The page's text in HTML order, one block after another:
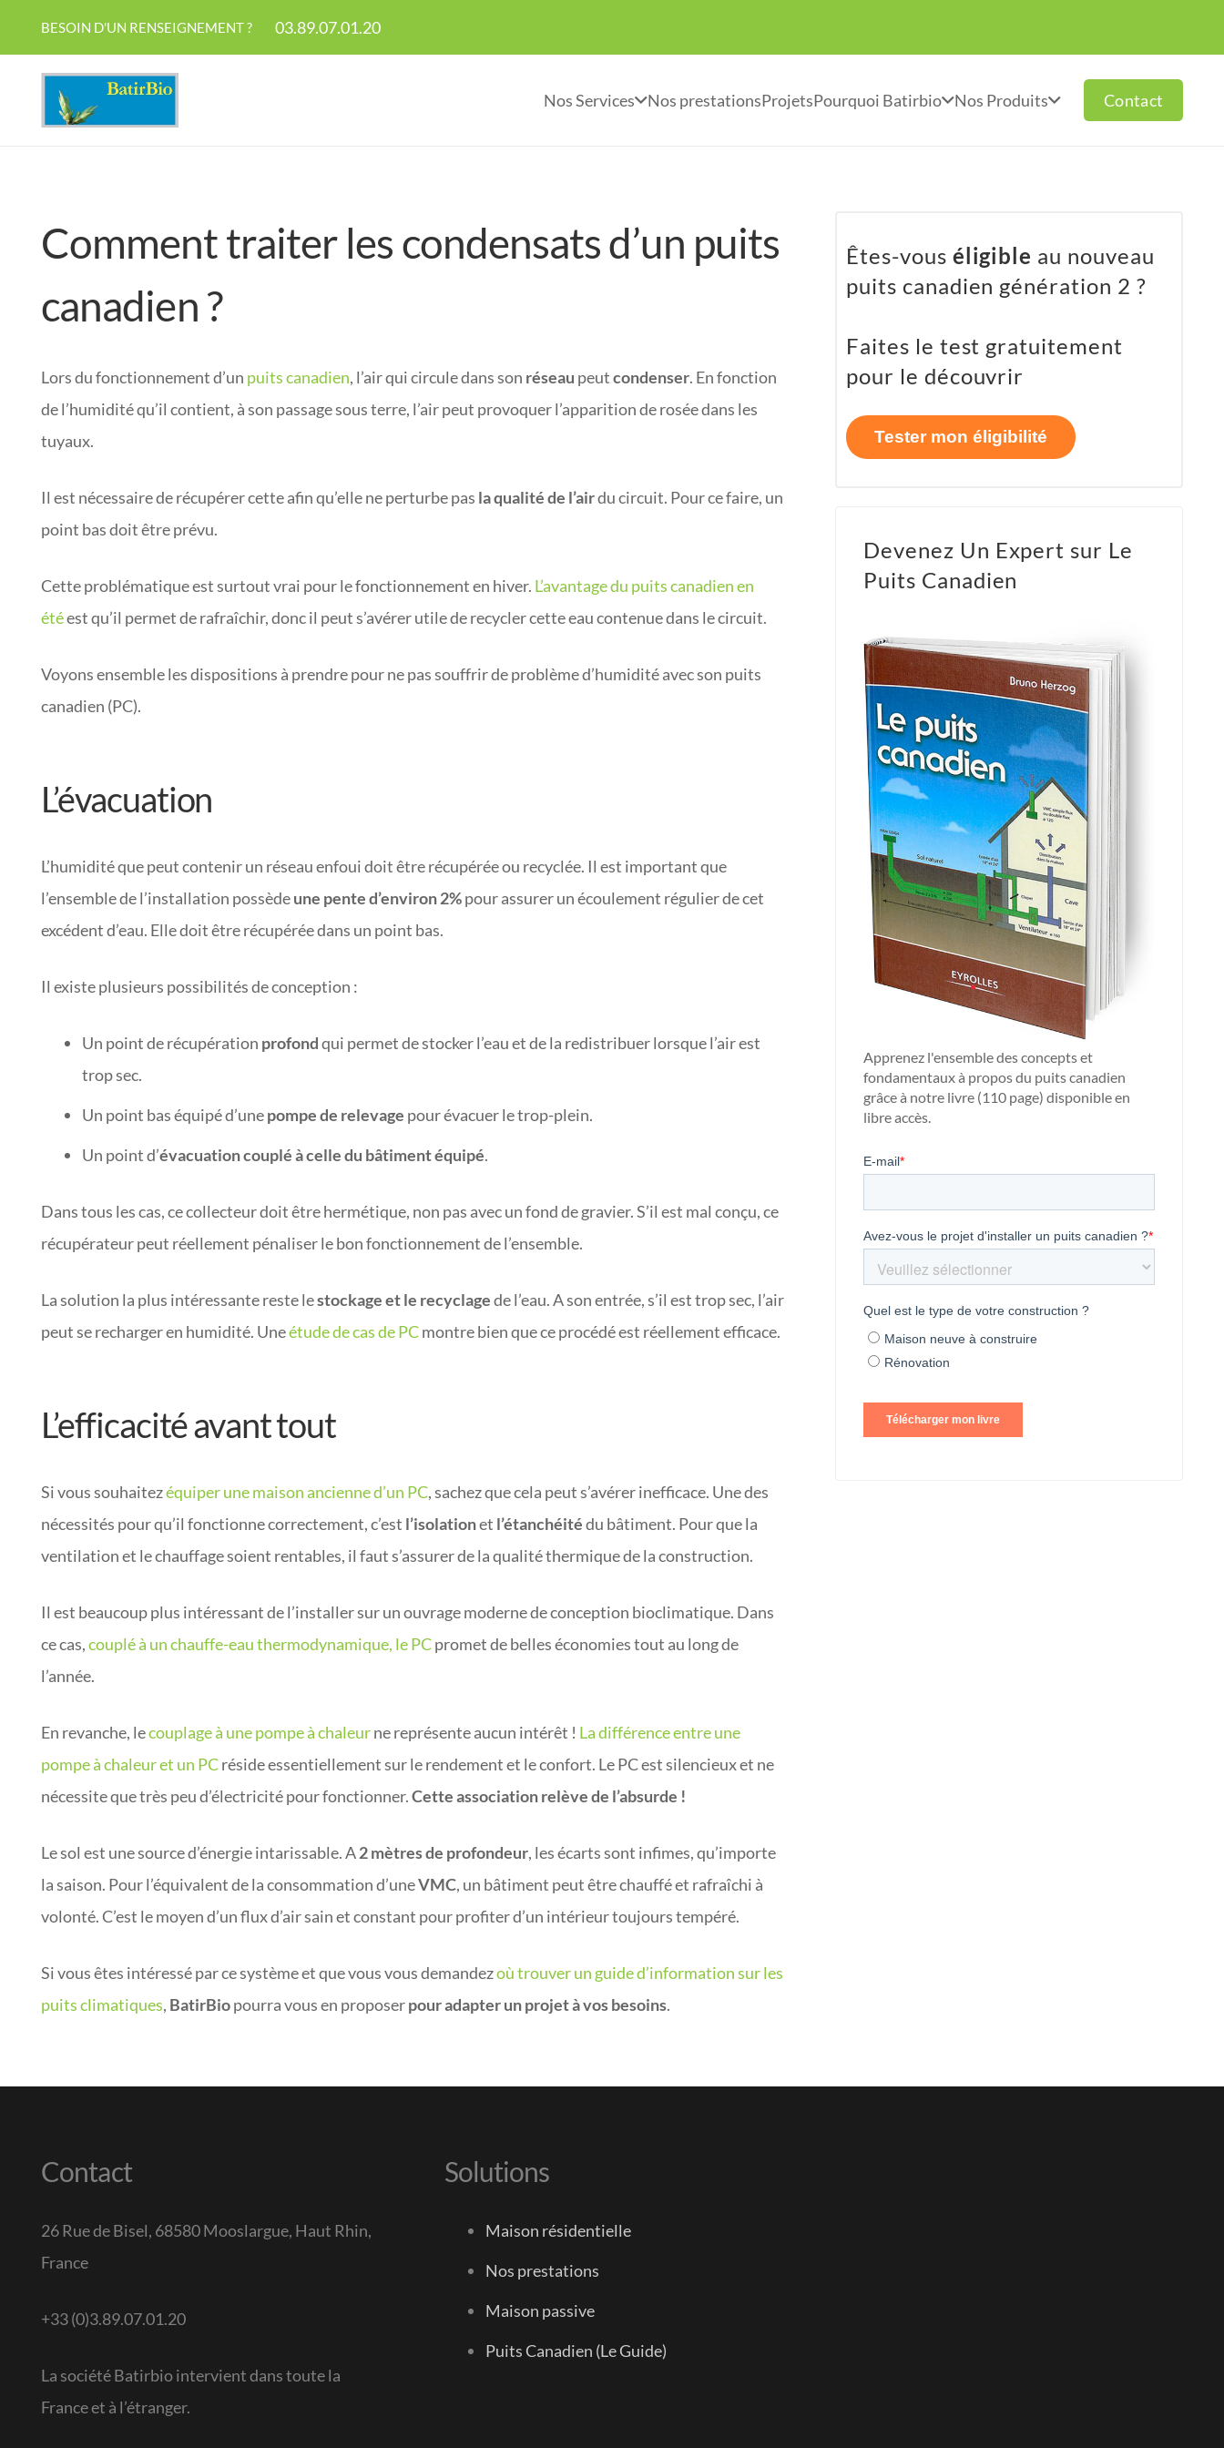
BESOIN D'UN RENSEIGNEMENT ? 03.89.07.01.20
Nos Services Nos prestationsProjetsPourquoi Batirbio Nos Produits Contact
Comment traiter les condensats d’un puits
canadien ?
Lors du fonctionnement d’un puits canadien, l’air qui circule dans son réseau peutcondenser. En fonction
de l’humidité qu’il contient, à son passage sous terre, l’air peut provoquer l’apparition de rosée dans les
tuyaux.
Il est nécessaire de récupérer cette afin qu’elle ne perturbe pas la qualité de l’airdu circuit. Pour ce faire, un
point bas doit être prévu.
Cette problématique est surtout vrai pour le fonctionnement en hiver. L’avantage du puits canadien en
étéest qu’il permet de rafraîchir, donc il peut s’avérer utile de recycler cette eau contenue dans le circuit.
Voyons ensemble les dispositions à prendre pour ne pas souffrir de problème d’humidité avec son puits
canadien (PC).
L’évacuation
L’humidité que peut contenir un réseau enfoui doit être récupérée ou recyclée. Il est important que
l’ensemble de l’installation possèdeune pente d’environ 2%pour assurer un écoulement régulier de cet
excédent d’eau. Elle doit être récupérée dans un point bas.
Il existe plusieurs possibilités de conception :
Un point de récupération profondqui permet de stocker l’eau et de la redistribuer lorsque l’air est
trop sec.
Un point bas équipé d’unepompe de relevage pour évacuer le trop-plein.
Un point d’évacuation couplé à celle du bâtiment équipé.
Dans tous les cas, ce collecteur doit être hermétique, non pas avec un fond de gravier. S’il est mal conçu, ce
récupérateur peut réellement pénaliser le bon fonctionnement de l’ensemble.
La solution la plus intéressante reste lestockage et le recyclagede l’eau. A son entrée, s’il est trop sec, l’air
peut se recharger en humidité. Uneétude de cas de PCmontre bien que ce procédé est réellement efficace.
L’efficacité avant tout
Si vous souhaitezéquiper une maison ancienne d’un PC, sachez que cela peut s’avérer inefficace. Une des
nécessités pour qu’il fonctionne correctement, c’est l’isolationet l’étanchéitédu bâtiment. Pour que la
ventilation et le chauffage soient rentables, il faut s’assurer de la qualité thermique de la construction.
Il est beaucoup plus intéressant de l’installer sur un ouvrage moderne de conception bioclimatique. Dans
ce cas,couplé à un chauffe-eau thermodynamique, le PCpromet de belles économies tout au long de
l’année.
En revanche, lecouplage à une pompe à chaleurne représente aucun intérêt ! La différence entre une
pompe à chaleur et un PCréside essentiellement sur le rendement et le confort. Le PC est silencieux et ne
nécessite que très peu d’électricité pour fonctionner.Cette association relève de l’absurde !
Le sol est une source d’énergie intarissable. A2 mètres de profondeur, les écarts sont infimes, qu’importe
la saison. Pour l’équivalent de la consommation d’uneVMC, un bâtiment peut être chauffé et rafraîchi à
volonté. C’est le moyen d’un flux d’air sain et constant pour profiter d’un intérieur toujours tempéré.
Si vous êtes intéressé par ce système et que vous vous demandezoù trouver un guide d’information sur les
puits climatiques, BatirBiopourra vous en proposerpour adapter un projet à vos besoins.
Êtes-vous éligible au nouveau
puits canadien génération 2 ?
Faites le test gratuitement
pour le découvrir
Tester mon éligibilité
Devenez Un Expert sur Le
Puits Canadien
Apprenez l'ensemble des concepts et
fondamentaux à propos du puits canadien
grâce à notre livre (110 page) disponible en
libre accès.
Contact
26 Rue de Bisel, 68580 Mooslargue, Haut Rhin,
France
+33 (0)3.89.07.01.20
La société Batirbio intervient dans toute la
France et à l’étranger.
Solutions
Maison résidentielle
Nos prestations
Maison passive
Puits Canadien (Le Guide)